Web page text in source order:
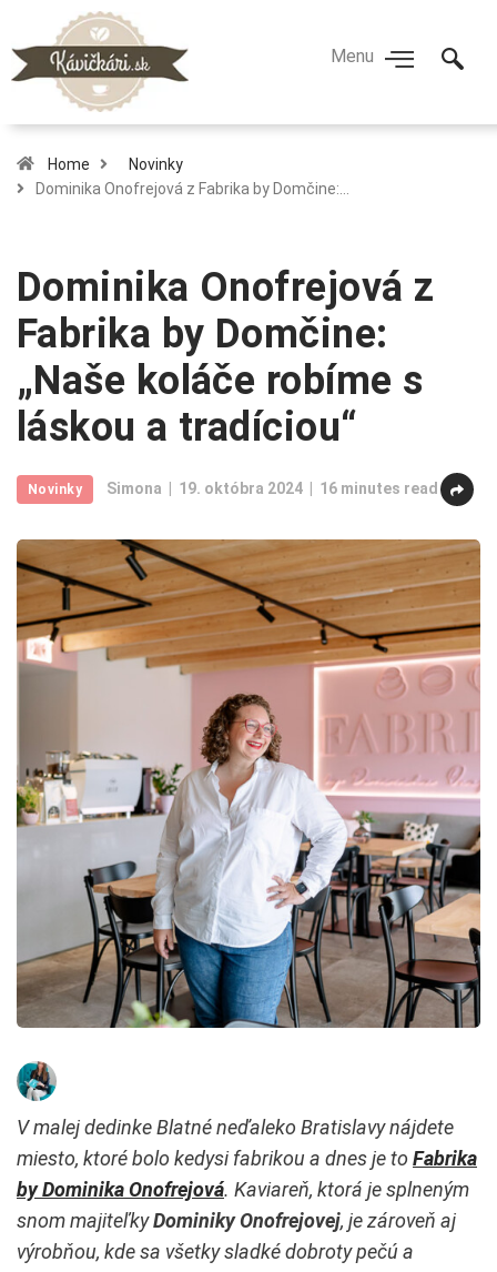
Home
Novinky
Dominika Onofrejová z Fabrika by Domčine:…
Dominika Onofrejová z
Fabrika by Domčine:
„Naše koláče robíme s
láskou a tradíciou“
Novinky Simona 19. októbra 2024 16 minutes read
V malej dedinke Blatné neďaleko Bratislavy nájdete
miesto, ktoré bolo kedysi fabrikou a dnes je to Fabrika
by Dominika Onofrejová. Kaviareň, ktorá je splneným
snom majiteľkyDominiky Onofrejovej, je zároveň aj
výrobňou, kde sa všetky sladké dobroty pečú a